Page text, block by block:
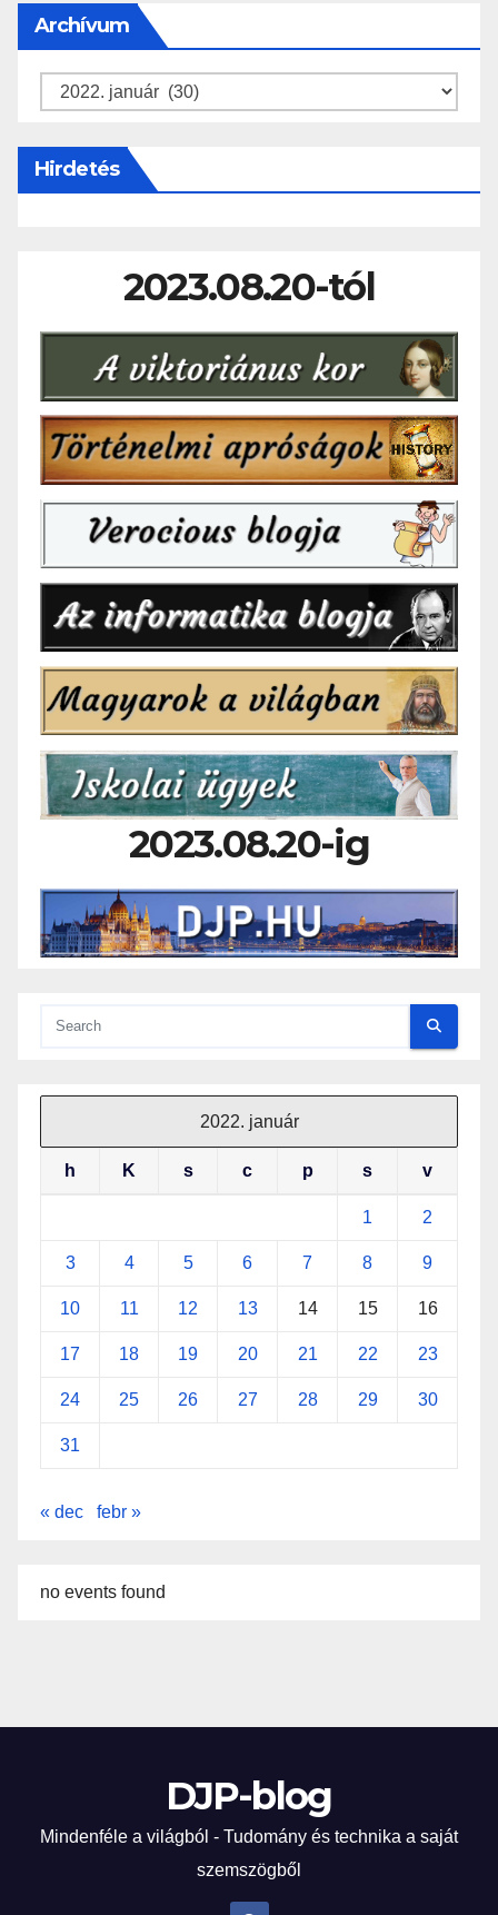
Archívum
Archívum
Hirdetés
2023.08.20-tól
2023.08.20-ig
2022. január
h K s c p s v
1 2
3 4 5 6 7 8 9
10 11 12 13 14 15 16
17 18 19 20 21 22 23
24 25 26 27 28 29 30
31
« dec febr »
no events found
DJP-blog
Mindenféle a világból - Tudomány és technika a saját
szemszögből